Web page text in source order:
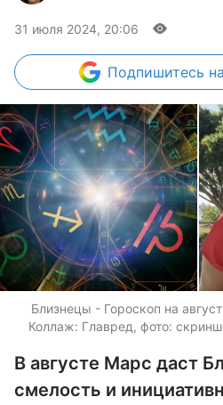
31 июля 2024, 20:06
Подпишитесь
Близнецы - Гороскоп на
Коллаж: Главред, фото:
В августе Марс даст
смелость и